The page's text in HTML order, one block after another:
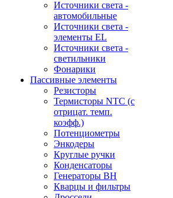
Источники света -
автомобильные
Источники света -
элементы EL
Источники света -
светильники
Фонарики
Пассивные элементы
Резисторы
Термисторы NTC (с
отрицат. темп.
коэфф.)
Потенциометры
Энкодеры
Круглые ручки
Конденсаторы
Генераторы ВН
Кварцы и фильтры